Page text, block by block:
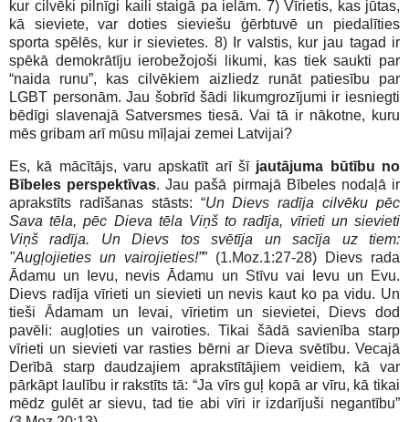
kur cilvēki pilnīgi kaili staigā pa ielām. 7) Vīrietis, kas jūtas,
kā sieviete, var doties sieviešu ģērbtuvē un piedalīties
sporta spēlēs, kur ir sievietes. 8) Ir valstis, kur jau tagad ir
spēkā demokrātīju ierobežojoši likumi, kas tiek saukti par
“naida runu”, kas cilvēkiem aizliedz runāt patiesību par
LGBT personām. Jau šobrīd šādi likumgrozījumi ir iesniegti
bēdīgi slavenajā Satversmes tiesā. Vai tā ir nākotne, kuru
mēs gribam arī mūsu mīļajai zemei Latvijai?
Es, kā mācītājs, varu apskatīt arī šī jautājuma būtību no
Bībeles perspektīvas. Jau pašā pirmajā Bībeles nodaļā ir
aprakstīts radīšanas stāsts: “Un Dievs radīja cilvēku pēc
Sava tēla, pēc Dieva tēla Viņš to radīja, vīrieti un sievieti
Viņš radīja. Un Dievs tos svētīja un sacīja uz tiem:
"Augļojieties un vairojieties!”” (1.Moz.1:27-28) Dievs rada
Ādamu un Ievu, nevis Ādamu un Stīvu vai Ievu un Evu.
Dievs radīja vīrieti un sievieti un nevis kaut ko pa vidu. Un
tieši Ādamam un Ievai, vīrietim un sievietei, Dievs dod
pavēli: augļoties un vairoties. Tikai šādā savienība starp
vīrieti un sievieti var rasties bērni ar Dieva svētību. Vecajā
Derībā starp daudzajiem aprakstītājiem veidiem, kā var
pārkāpt laulību ir rakstīts tā: “Ja vīrs guļ kopā ar vīru, kā tikai
mēdz gulēt ar sievu, tad tie abi vīri ir izdarījuši negantību”